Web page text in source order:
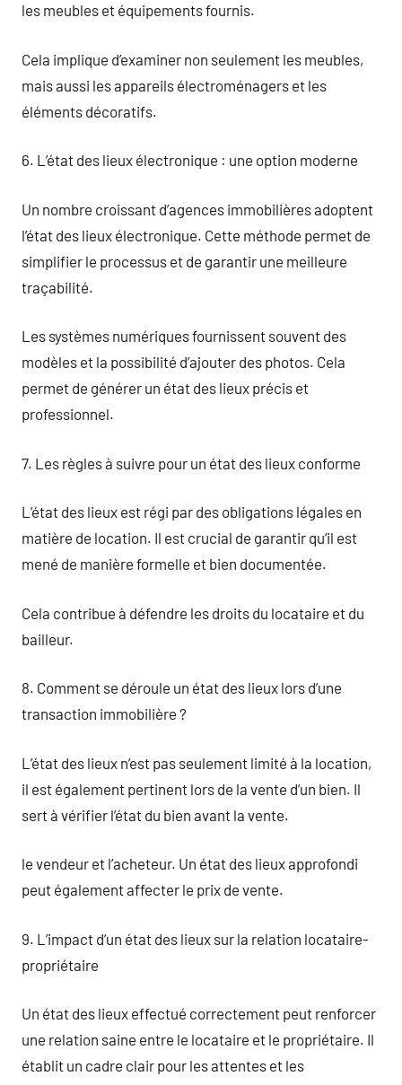
les meubles et équipements fournis.
Cela implique d’examiner non seulement les meubles,
mais aussi les appareils électroménagers et les
éléments décoratifs.
6. L’état des lieux électronique : une option moderne
Un nombre croissant d’agences immobilières adoptent
l’état des lieux électronique. Cette méthode permet de
simplifier le processus et de garantir une meilleure
traçabilité.
Les systèmes numériques fournissent souvent des
modèles et la possibilité d’ajouter des photos. Cela
permet de générer un état des lieux précis et
professionnel.
7. Les règles à suivre pour un état des lieux conforme
L’état des lieux est régi par des obligations légales en
matière de location. Il est crucial de garantir qu’il est
mené de manière formelle et bien documentée.
Cela contribue à défendre les droits du locataire et du
bailleur.
8. Comment se déroule un état des lieux lors d’une
transaction immobilière ?
L’état des lieux n’est pas seulement limité à la location,
il est également pertinent lors de la vente d’un bien. Il
sert à vérifier l’état du bien avant la vente.
le vendeur et l’acheteur. Un état des lieux approfondi
peut également affecter le prix de vente.
9. L’impact d’un état des lieux sur la relation locataire-
propriétaire
Un état des lieux effectué correctement peut renforcer
une relation saine entre le locataire et le propriétaire. Il
établit un cadre clair pour les attentes et les